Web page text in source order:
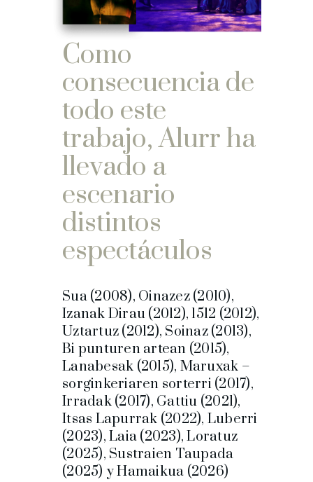
Como
consecuencia de
todo este
trabajo, Alurr ha
llevado a
escenario
distintos
espectáculos
Sua (2008), Oinazez (2010),
Izanak Dirau (2012), 1512 (2012),
Uztartuz (2012), Soinaz (2013),
Bi punturen artean (2015),
Lanabesak (2015), Maruxak –
sorginkeriaren sorterri (2017),
Irradak (2017), Gattiu (2021),
Itsas Lapurrak (2022), Luberri
(2023), Laia (2023), Loratuz
(2025), Sustraien Taupada
(2025) y Hamaikua (2026)